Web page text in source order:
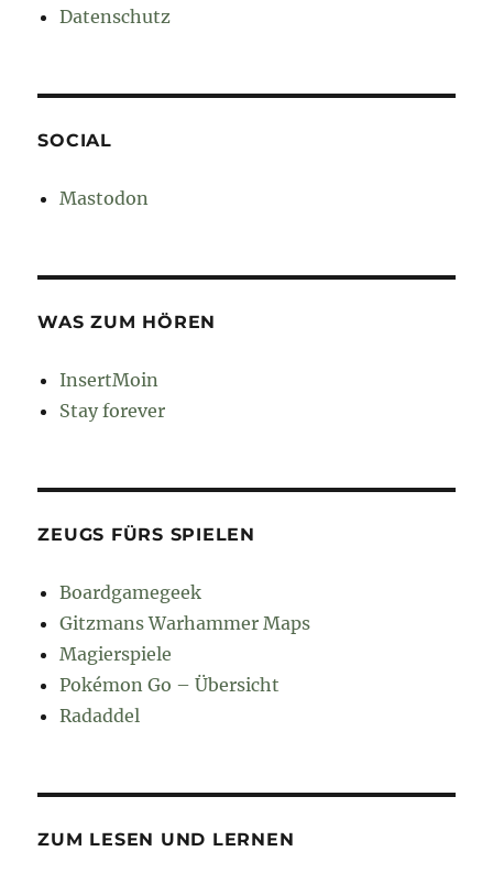
Datenschutz
SOCIAL
Mastodon
WAS ZUM HÖREN
InsertMoin
Stay forever
ZEUGS FÜRS SPIELEN
Boardgamegeek
Gitzmans Warhammer Maps
Magierspiele
Pokémon Go – Übersicht
Radaddel
ZUM LESEN UND LERNEN